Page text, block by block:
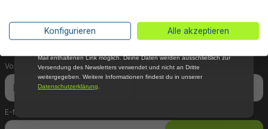
Gutschein auf nicht reduzierte Ware für Deinen
nächsten Einkauf.
E-Mail-Adresse
Vorname Nachname
Konfigurieren Alle akzeptieren
*Mit der Anmeldung zum Newsletter stimmst du zu, regelmäßig per E-
Mail über aktuelle Angebote, Aktionen und Produktneuheiten
Mail enthaltenen Link möglich. Deine Daten werden ausschließlich zur
Versendung des Newsletters verwendet und nicht an Dritte
weitergegeben. Weitere Informationen findest du in unserer
Datenschutzerklärung